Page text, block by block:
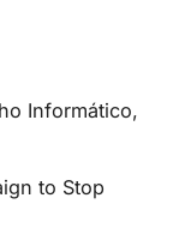
Informático,
to Stop